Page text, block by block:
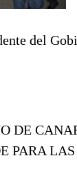
del
DE
PARA